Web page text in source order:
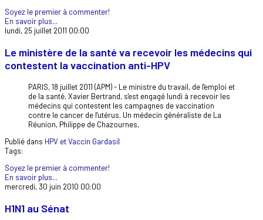
Soyez le premier à commenter!
En savoir plus...
lundi, 25 juillet 2011 00:00
Le ministère de la santé va recevoir les médecins qui
contestent la vaccination anti-HPV
PARIS, 18 juillet 2011 (APM) - Le ministre du travail, de l'emploi et
de la santé, Xavier Bertrand, s'est engagé lundi à recevoir les
médecins qui contestent les campagnes de vaccination
contre le cancer de l'utérus. Un médecin généraliste de La
Réunion, Philippe de Chazournes,
Publié dans HPV et Vaccin Gardasil
Tags:
Soyez le premier à commenter!
En savoir plus...
mercredi, 30 juin 2010 00:00
H1N1 au Sénat